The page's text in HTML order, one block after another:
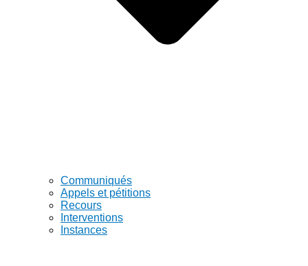
Communiqués
Appels et pétitions
Recours
Interventions
Instances